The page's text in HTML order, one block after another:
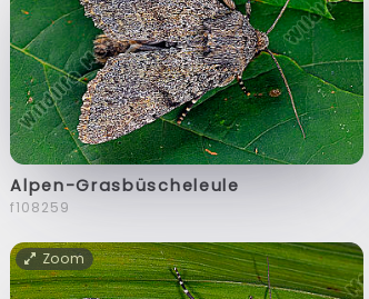
Alpen-Grasbüscheleule
f108259
Zoom